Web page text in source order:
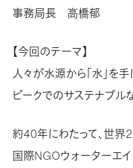
事務局長 高橋郁
【今回のテーマ】
人々が水源から「水」を
ビークでのサステナブル
約40年にわたって、世界
国際NGOウォーターエイ